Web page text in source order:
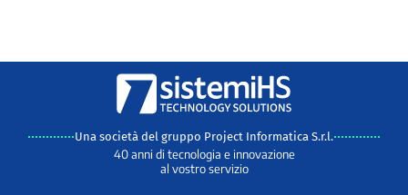
Una società del gruppo Project Informatica S.r.l.
40 anni di tecnologia e innovazione
al vostro servizio